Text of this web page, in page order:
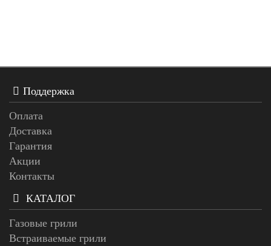
Поддержка
Оплата
Доставка
Гарантия
Акции
Контакты
КАТАЛОГ
Газовые грили
Встраиваемые грили